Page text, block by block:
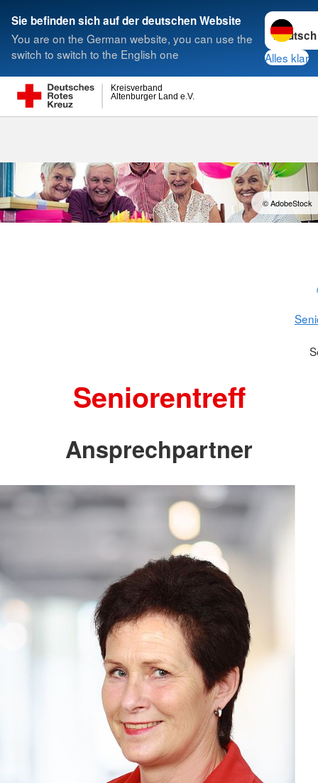
Sie befinden sich auf der deutschen Website
You are on the German website, you can use the
switch to switch to the English one
Sprache
Alles klar
Altenburger Land e.V.
Kreisverband
Suche
© AdobeStock
Seniorentreff
Ansprechpartner